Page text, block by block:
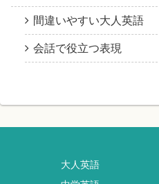
間違いやすい大人英語
会話で役立つ表現
大人英語